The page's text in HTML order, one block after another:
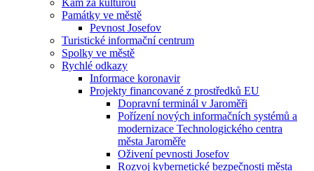
Kam za kulturou
Památky ve městě
Pevnost Josefov
Turistické informační centrum
Spolky ve městě
Rychlé odkazy
Informace koronavir
Projekty financované z prostředků EU
Dopravní terminál v Jaroměři
Pořízení nových informačních systémů a
modernizace Technologického centra
města Jaroměře
Oživení pevnosti Josefov
Rozvoj kybernetické bezpečnosti města